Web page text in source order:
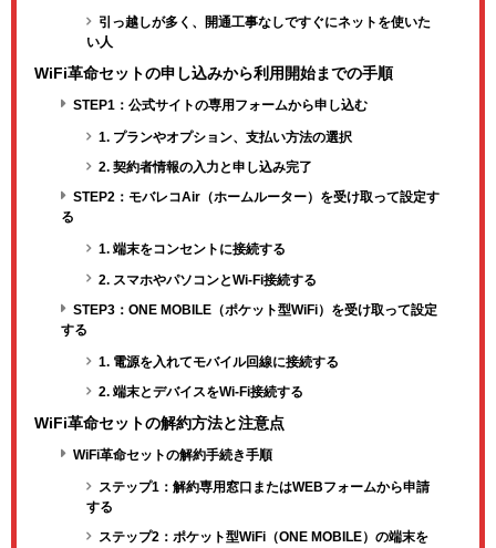
引っ越しが多く、開通工事なしですぐにネットを使いた
い人
WiFi革命セットの申し込みから利用開始までの手順
STEP1：公式サイトの専用フォームから申し込む
1. プランやオプション、支払い方法の選択
2. 契約者情報の入力と申し込み完了
STEP2：モバレコAir（ホームルーター）を受け取って設定す
る
1. 端末をコンセントに接続する
2. スマホやパソコンとWi-Fi接続する
STEP3：ONE MOBILE（ポケット型WiFi）を受け取って設定
する
1. 電源を入れてモバイル回線に接続する
2. 端末とデバイスをWi-Fi接続する
WiFi革命セットの解約方法と注意点
WiFi革命セットの解約手続き手順
ステップ1：解約専用窓口またはWEBフォームから申請
する
ステップ2：ポケット型WiFi（ONE MOBILE）の端末を